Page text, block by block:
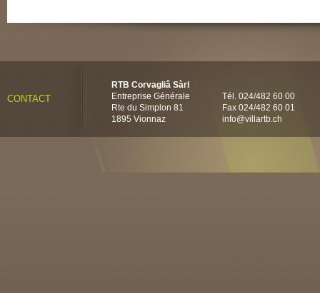
CONTACT
RTB Corvagliâ Sàrl
Entreprise Générale
Rte du Simplon 81
1895 Vionnaz
Tél. 024/482 60 00
Fax 024/482 60 01
info@villartb.ch